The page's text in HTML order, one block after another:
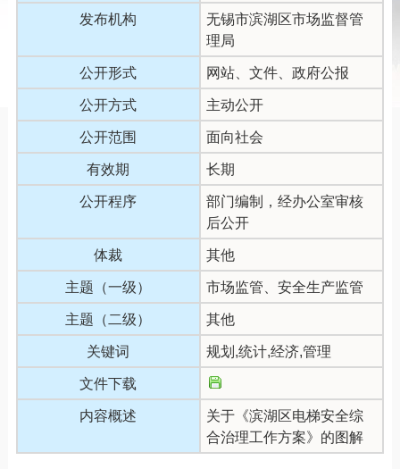
发布机构
无锡市滨湖区市场监督管
理局
公开形式 网站、文件、政府公报
公开方式 主动公开
公开范围 面向社会
有效期 长期
公开程序
部门编制，经办公室审核
后公开
体裁 其他
主题（一级） 市场监管、安全生产监管
主题（二级） 其他
关键词 规划,统计,经济,管理
文件下载
内容概述
关于《滨湖区电梯安全综
合治理工作方案》的图解